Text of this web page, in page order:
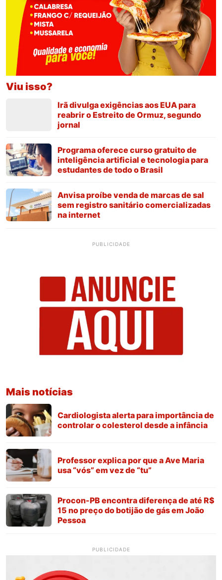
Viu isso?
Irã divulga exigências aos EUA para
reabrir o Estreito de Ormuz, segundo
jornal
Programa oferece curso gratuito de
inteligência artificial e tecnologia para
estudantes de todo o Brasil
Anvisa proíbe venda de marcas de sal
sem registro sanitário comercializadas
na internet
PUBLICIDADE
Mais notícias
Cardiologista alerta para importância de
controlar o colesterol desde a infância
Professor explica por que a Ave Maria
usa “vós” em vez de “tu”
Procon-PB encontra diferença de até R$
15 no preço do botijão de gás em João
Pessoa
PUBLICIDADE